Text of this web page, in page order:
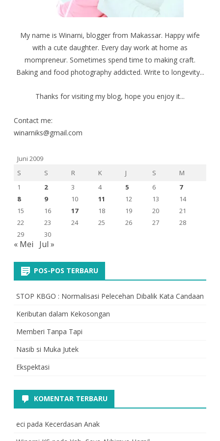
My name is Winarni, blogger from Makassar. Happy wife
with a cute daughter. Every day work at home as
mompreneur. Sometimes spend time to making craft.
Baking and food photography addicted. Write to longevity...
Thanks for visiting my blog, hope you enjoy it...
Contact me:
winarniks@gmail.com
Juni 2009
S
S R K J S
M
1
2 3 4 5 6
7
8
9 10 11 12 13
14
15
16 17 18 19 20
21
22
23 24 25 26 27
28
29
30
« Mei Jul »
POS-POS TERBARU
STOP KBGO : Normalisasi Pelecehan Dibalik Kata Candaan
Keributan dalam Kekosongan
Memberi Tanpa Tapi
Nasib si Muka Jutek
Ekspektasi
KOMENTAR TERBARU
eci pada Kecerdasan Anak